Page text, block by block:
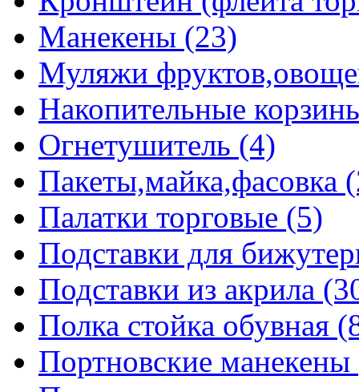
Манекены (23)
Муляжи
Накопительные
Огнетушитель (4)
Пакеты,майка,фасовка
Палатки торговые (5)
Подставки для
Подставки из акрила
Полка стойка обувная
Портновские манекены